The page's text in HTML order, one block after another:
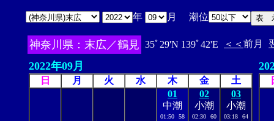
年 月 潮位
神奈川県：末広／鶴見 35ﾟ29'N 139ﾟ42'E ＜＜ 前月
2022年09月
日 月 火 水 木 金 土
01
中潮
01:50
58
02
小潮
02:30
60
03
小潮
03:18
64